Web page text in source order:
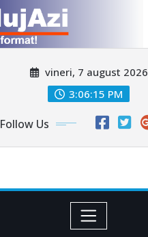
vineri, 7 august 2026
3:06:18 PM
Follow Us